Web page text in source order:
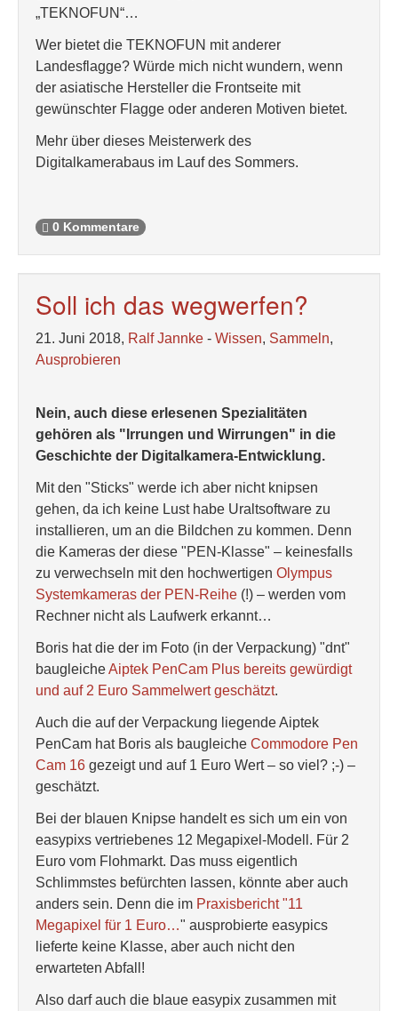
„TEKNOFUN“…
Wer bietet die TEKNOFUN mit anderer
Landesflagge? Würde mich nicht wundern, wenn
der asiatische Hersteller die Frontseite mit
gewünschter Flagge oder anderen Motiven bietet.
Mehr über dieses Meisterwerk des
Digitalkamerabaus im Lauf des Sommers.
0 Kommentare
Soll ich das wegwerfen?
21. Juni 2018, Ralf Jannke - Wissen, Sammeln,
Ausprobieren
Nein, auch diese erlesenen Spezialitäten
gehören als "Irrungen und Wirrungen" in die
Geschichte der Digitalkamera-Entwicklung.
Mit den "Sticks" werde ich aber nicht knipsen
gehen, da ich keine Lust habe Uraltsoftware zu
installieren, um an die Bildchen zu kommen. Denn
die Kameras der diese "PEN-Klasse" – keinesfalls
zu verwechseln mit den hochwertigen Olympus
Systemkameras der PEN-Reihe (!) – werden vom
Rechner nicht als Laufwerk erkannt…
Boris hat die der im Foto (in der Verpackung) "dnt"
baugleicheAiptek PenCam Plus bereits gewürdigt
und auf 2 Euro Sammelwert geschätzt.
Auch die auf der Verpackung liegende Aiptek
PenCam hat Boris als baugleiche Commodore Pen
Cam 16 gezeigt und auf 1 Euro Wert – so viel? ;-) –
geschätzt.
Bei der blauen Knipse handelt es sich um ein von
easypixs vertriebenes 12 Megapixel-Modell. Für 2
Euro vom Flohmarkt. Das muss eigentlich
Schlimmstes befürchten lassen, könnte aber auch
anders sein. Denn die im Praxisbericht "11
Megapixel für 1 Euro…" ausprobierte easypics
lieferte keine Klasse, aber auch nicht den
erwarteten Abfall!
Also darf auch die blaue easypix zusammen mit